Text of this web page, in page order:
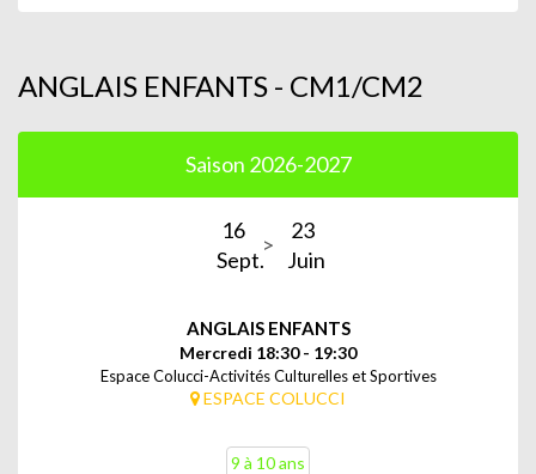
ANGLAIS ENFANTS - CM1/CM2
Saison 2026-2027
16
Sept.
23
Juin
ANGLAIS ENFANTS
Mercredi 18:30 - 19:30
Espace Colucci-Activités Culturelles et Sportives
ESPACE COLUCCI
9 à 10 ans